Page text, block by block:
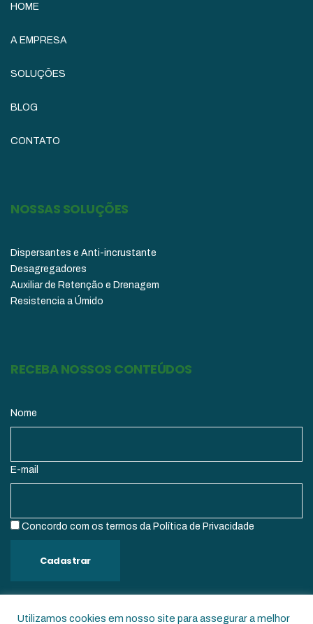
HOME
A EMPRESA
SOLUÇÕES
BLOG
CONTATO
NOSSAS SOLUÇÕES
Dispersantes e Anti-incrustante
Desagregadores
Auxiliar de Retenção e Drenagem
Resistencia a Úmido
RECEBA NOSSOS CONTEÚDOS
Nome
E-mail
Concordo com os termos da Política de Privacidade
Cadastrar
Utilizamos cookies em nosso site para assegurar a melhor